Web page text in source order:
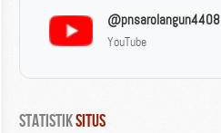
@pnsarolangun4408
YouTube
Statistik Situs